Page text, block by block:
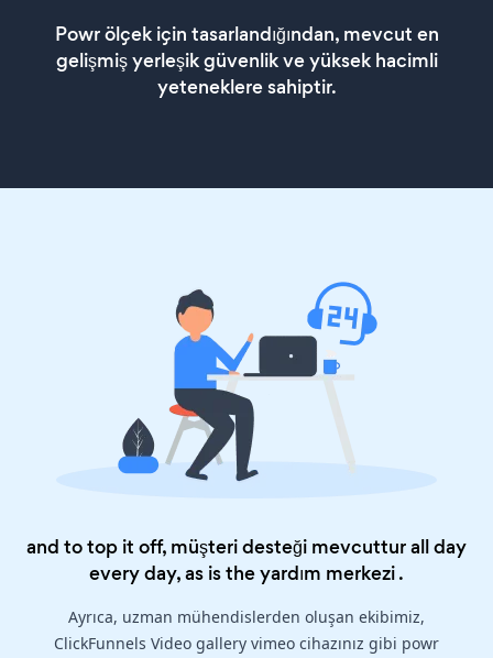
Powr ölçek için tasarlandığından, mevcut en
gelişmiş yerleşik güvenlik ve yüksek hacimli
yeteneklere sahiptir.
and to top it off, müşteri desteği mevcuttur all day
every day, as is theyardım merkezi.
Ayrıca, uzman mühendislerden oluşan ekibimiz,
ClickFunnels Video gallery vimeo cihazınız gibi powr